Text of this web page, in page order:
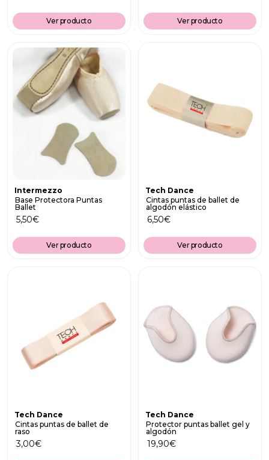
Ver producto Ver producto
Intermezzo
Base Protectora Puntas
Ballet
5,50€
Ver producto
Tech Dance
Cintas puntas de ballet de
algodón elástico
6,50€
Ver producto
Tech Dance
Cintas puntas de ballet de
raso
3,00€
Tech Dance
Protector puntas ballet gel y
algodón
19,90€